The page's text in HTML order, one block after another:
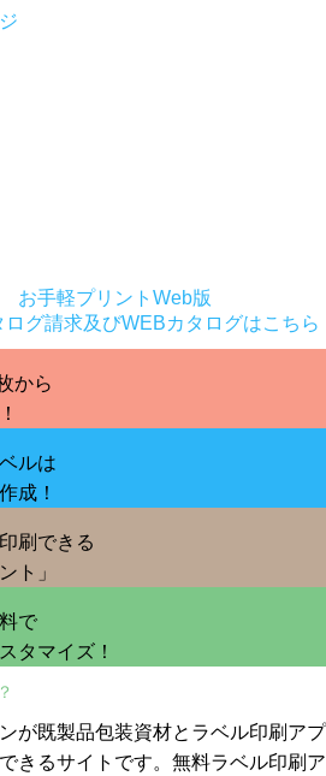
から
ルは
成！
刷できる
ト」
で
タマイズ！
が既製品包装資材とラベル印刷アプ
きるサイトです。無料ラベル印刷ア